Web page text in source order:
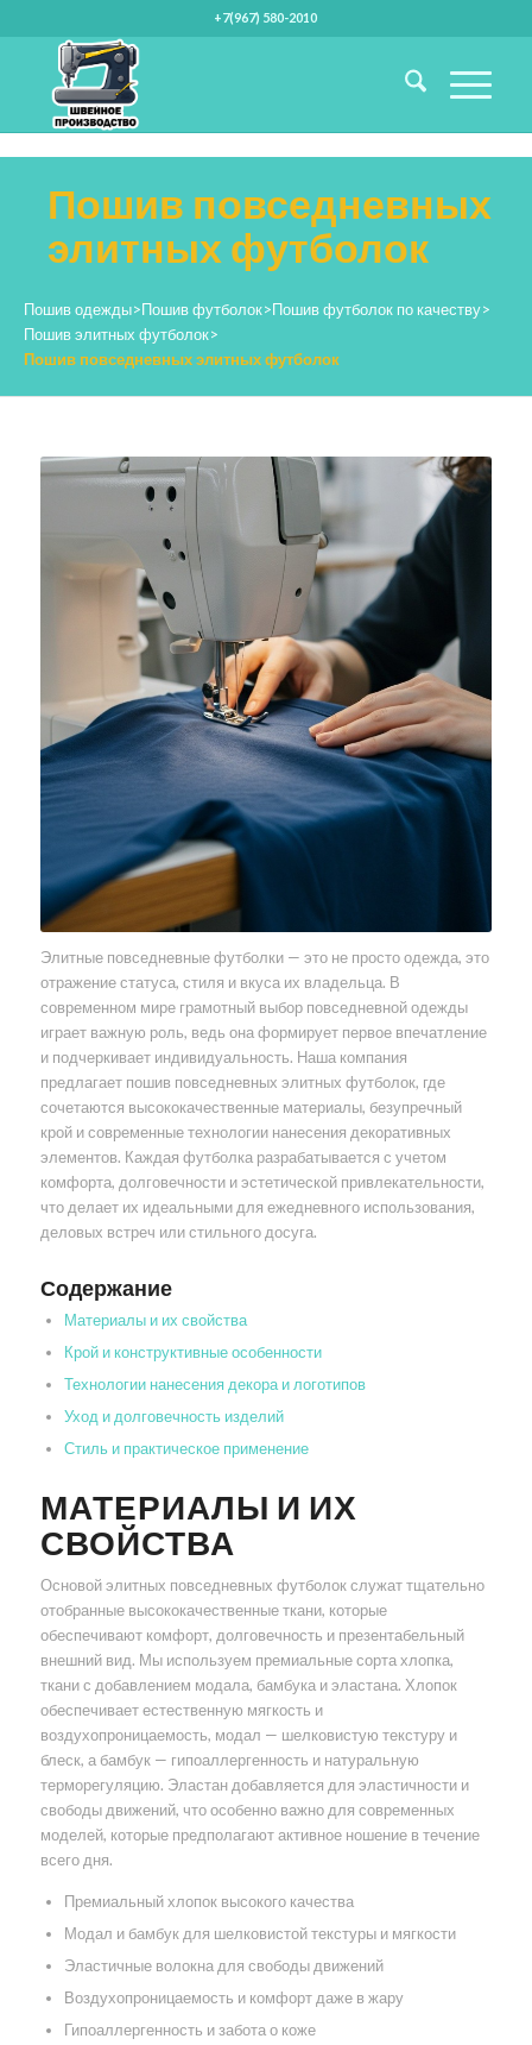
+7(967) 580-2010
Пошив повседневных
элитных футболок
Пошив одежды>Пошив футболок>Пошив футболок по качеству>
Пошив элитных футболок>
Пошив повседневных элитных футболок
Элитные повседневные футболки — это не просто одежда, это
отражение статуса, стиля и вкуса их владельца. В
современном мире грамотный выбор повседневной одежды
играет важную роль, ведь она формирует первое впечатление
и подчеркивает индивидуальность. Наша компания
предлагает пошив повседневных элитных футболок, где
сочетаются высококачественные материалы, безупречный
крой и современные технологии нанесения декоративных
элементов. Каждая футболка разрабатывается с учетом
комфорта, долговечности и эстетической привлекательности,
что делает их идеальными для ежедневного использования,
деловых встреч или стильного досуга.
Содержание
Материалы и их свойства
Крой и конструктивные особенности
Технологии нанесения декора и логотипов
Уход и долговечность изделий
Стиль и практическое применение
МАТЕРИАЛЫ И ИХ
СВОЙСТВА
Основой элитных повседневных футболок служат тщательно
отобранные высококачественные ткани, которые
обеспечивают комфорт, долговечность и презентабельный
внешний вид. Мы используем премиальные сорта хлопка,
ткани с добавлением модала, бамбука и эластана. Хлопок
обеспечивает естественную мягкость и
воздухопроницаемость, модал — шелковистую текстуру и
блеск, а бамбук — гипоаллергенность и натуральную
терморегуляцию. Эластан добавляется для эластичности и
свободы движений, что особенно важно для современных
моделей, которые предполагают активное ношение в течение
всего дня.
Премиальный хлопок высокого качества
Модал и бамбук для шелковистой текстуры и мягкости
Эластичные волокна для свободы движений
Воздухопроницаемость и комфорт даже в жару
Гипоаллергенность и забота о коже